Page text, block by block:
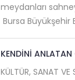
meydanları
Bursa Büyükşehir
KENDİNİ ANLATAN
KÜLTÜR, SANAT VE